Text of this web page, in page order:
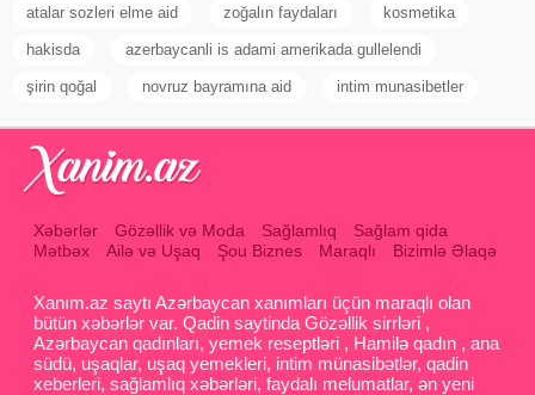
atalar sozleri elme aid zoğalın faydaları kosmetika
hakisda azerbaycanli is adami amerikada gullelendi
şirin qoğal novruz bayramına aid intim munasibetler
Xəbərlər Gözəllik və Moda Sağlamlıq
Sağlam qida
Mətbəx
Ailə və Uşaq Şou Biznes Maraqlı Bizimlə Əlaqə
Xanım.az saytı Azərbaycan xanımları üçün maraqlı olan
bütün xəbərlər var. Qadin saytinda Gözəllik sirrləri ,
Azərbaycan qadınları, yemek reseptləri , Hamilə qadın , ana
südü, uşaqlar, uşaq yemekleri, intim münasibətlər, qadin
xeberleri, sağlamlıq xəbərləri, faydalı melumatlar, ən yeni